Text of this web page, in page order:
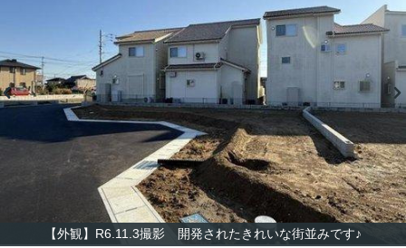
【外観】R6.11.3撮影 開発されたきれいな街並みです♪